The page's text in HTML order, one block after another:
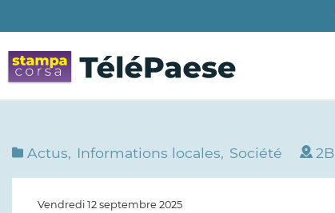
au
contenu
principal
Actus Informations locales Société 2B
Vendredi 12 septembre 2025